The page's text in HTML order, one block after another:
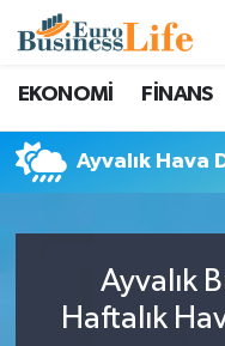
EKONOMİ FİNANS
Ayvalık Hava
Ayvalık
Haftalık
Nöbetçi
Hava Durumu
Trafik Durumu
Süper Lig Puan